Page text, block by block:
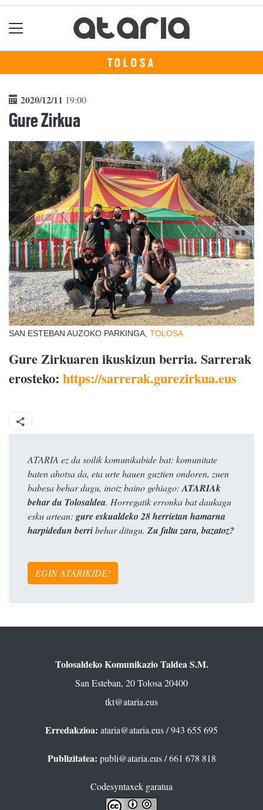
TOLOSA
2020/12/11 19:00
Gure Zirkua
SAN ESTEBAN AUZOKO PARKINGA, TOLOSA
Gure Zirkuaren ikuskizun berria. Sarrerak
erosteko: https://sarrerak.gurezirkua.eus
ATARIA ez da soilik komunikabide bat: komunitate
baten ahotsa da, eta urte hauen guztien ondoren, zuen
babesa behar dugu, inoiz baino gehiago:ATARIAk
behar du Tolosaldea. Horregatik erronka bat daukagu
esku artean: gure eskualdeko 28 herrietan hamarna
harpidedun berribehar ditugu. Zu falta zara, bazatoz?
EGIN ATARIKIDE!
Tolosaldeko Komunikazio Taldea S.M.
San Esteban, 20 Tolosa 20400
tkt@ataria.eus
Erredakzioa: ataria@ataria.eus/ 943 655 695
Publizitatea: publi@ataria.eus/ 661 678 818
Codesyntaxek garatua